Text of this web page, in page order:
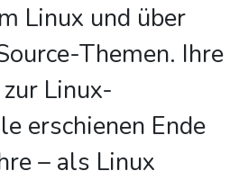
Linux und über
Themen. Ihre
Linux-
erschienen Ende
– als Linux